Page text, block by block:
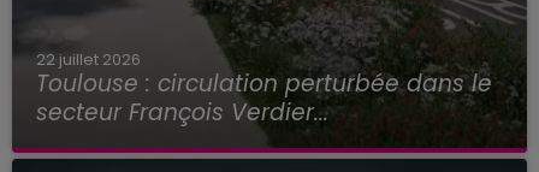
22 juillet 2026
Toulouse : circulation perturbée dans le
secteur François Verdier...